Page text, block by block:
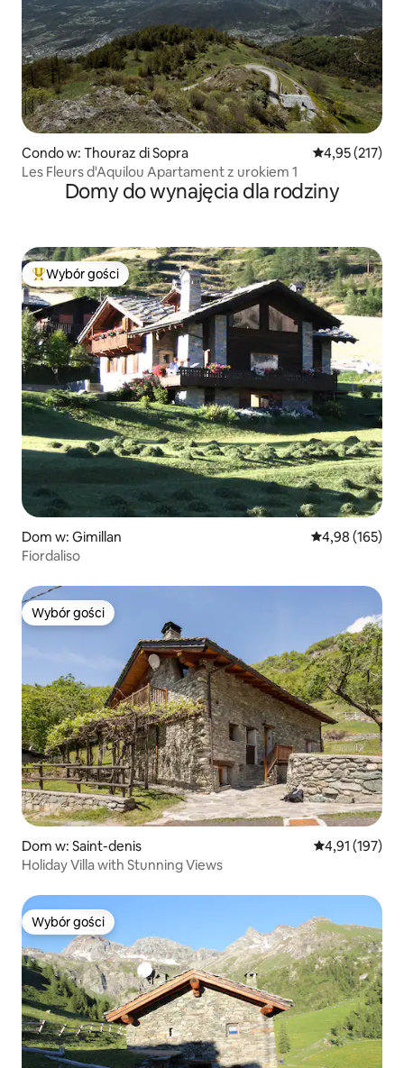
Condo w: Thouraz di Sopra Średnia
4,95 (217)
Les Fleurs d'Aquilou Apartament z urokiem 1
Domy do wynajęcia dla rodziny
Najpopularniejsze z kategorii Wybór gości
Wybór gości
Dom w: Gimillan Średnia
4,98 (165)
Fiordaliso
Wybór gości
Wybór gości
Dom w: Saint-denis Średnia
4,91 (197)
Holiday Villa with Stunning Views
Wybór gości
Wybór gości